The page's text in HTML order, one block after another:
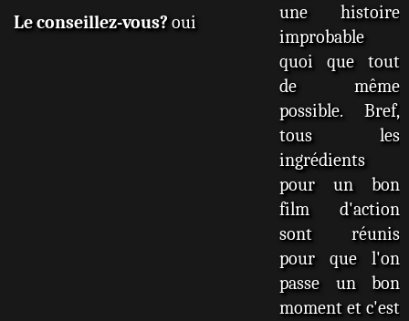
Le conseillez-vous? oui
une histoire
improbable
quoi que tout
de même
possible. Bref,
tous les
ingrédients
pour un bon
film d'action
sont réunis
pour que l'on
passe un bon
moment et c'est